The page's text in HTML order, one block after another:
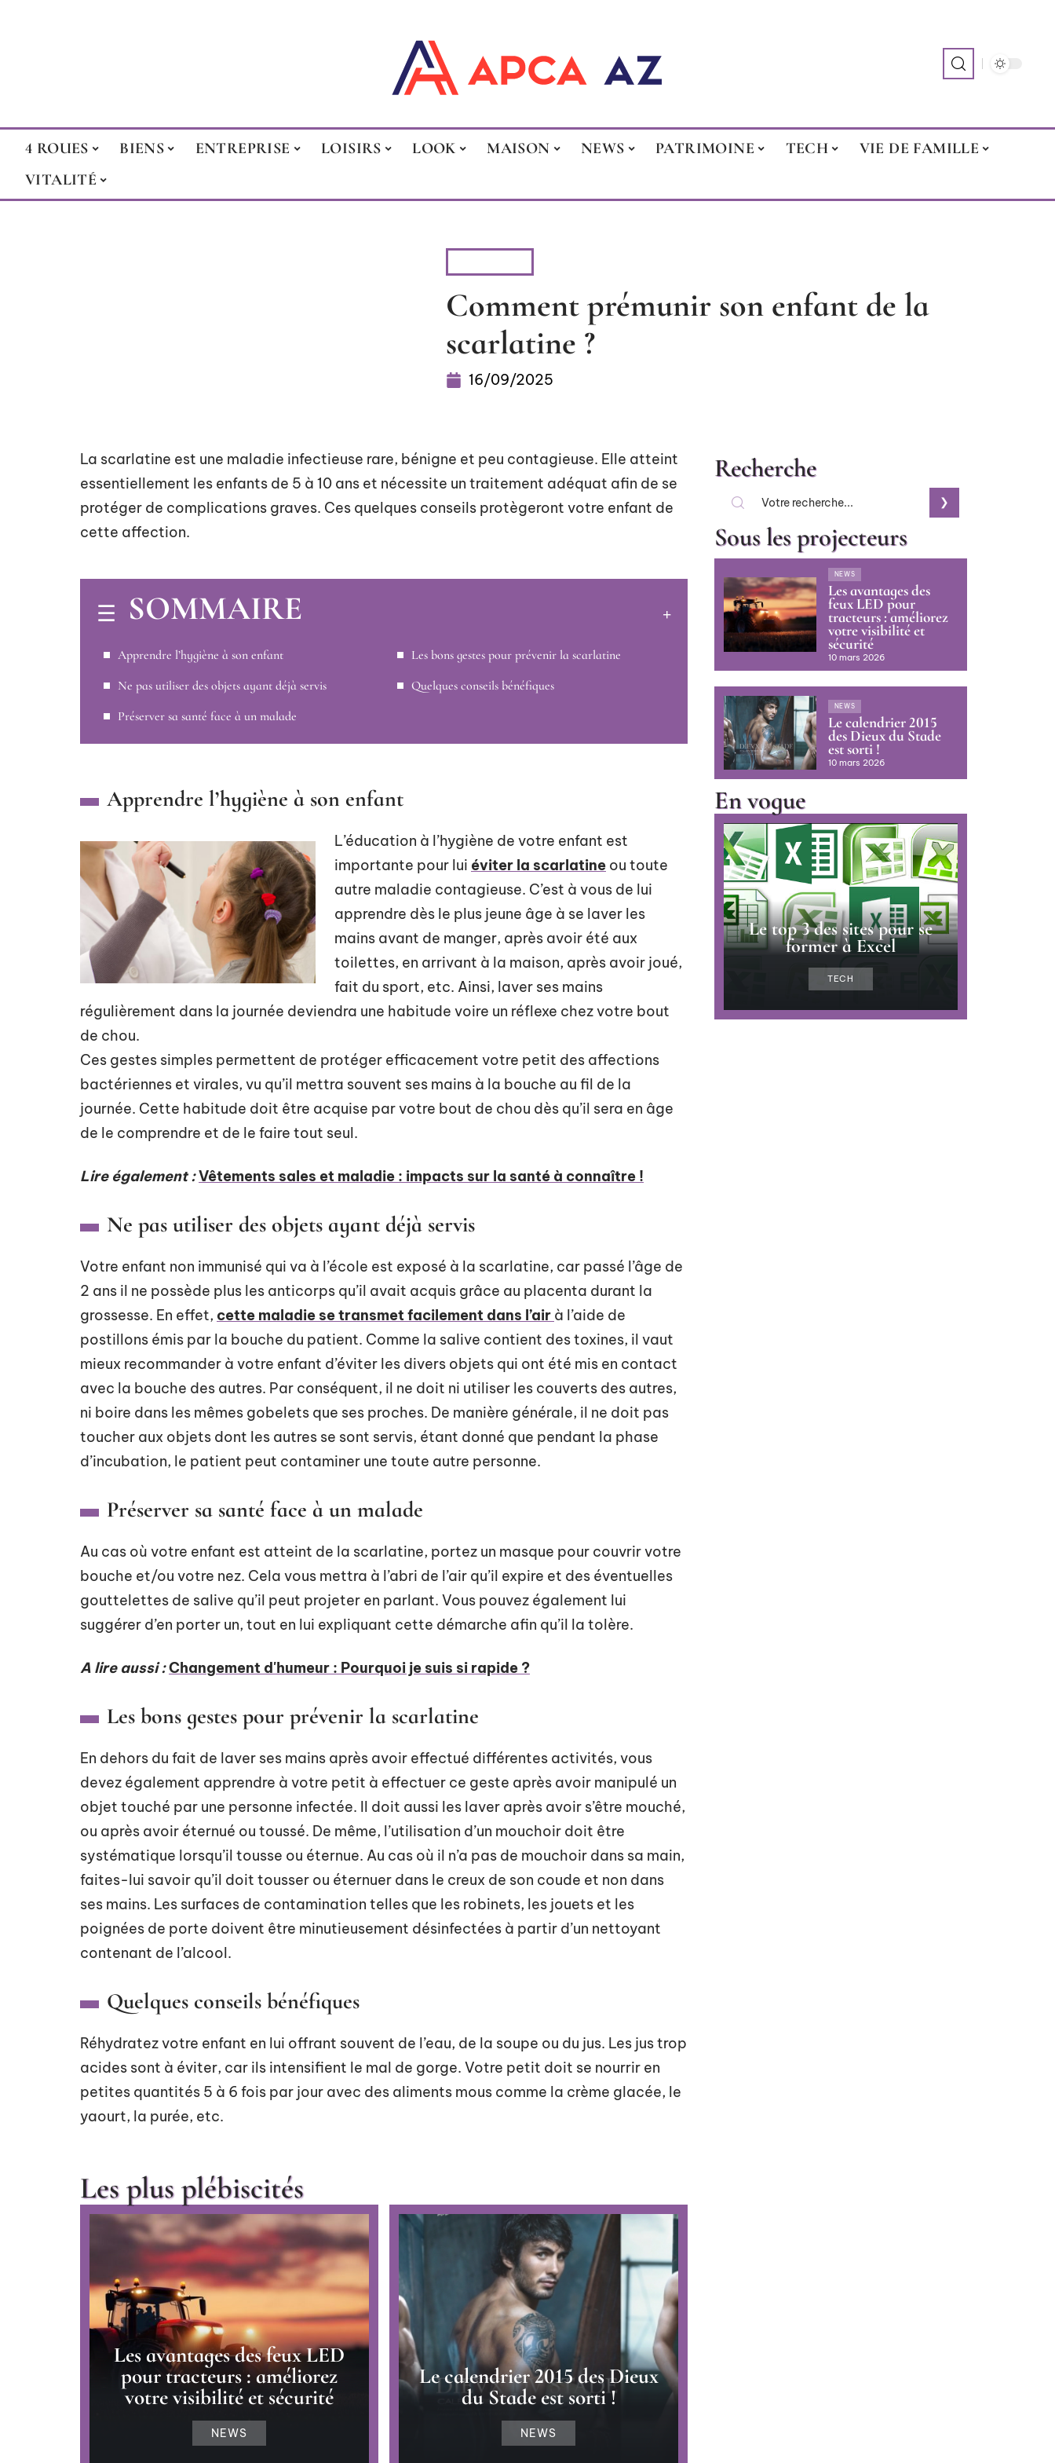
4 ROUES BIENS ENTREPRISE LOISIRS LOOK MAISON NEWS PATRIMOINE TECH
VIE DE FAMILLE
VITALITÉ
Comment prémunir son enfant de la
scarlatine ?
16/09/2025
La scarlatine est une maladie infectieuse rare, bénigne et peu contagieuse. Elle atteint
essentiellement les enfants de 5 à 10 ans et nécessite un traitement adéquat afin de se
protéger de complications graves. Ces quelques conseils protègeront votre enfant de
cette affection.
SOMMAIRE
Apprendre l’hygiène à son enfant
Ne pas utiliser des objets ayant déjà servis
Préserver sa santé face à un malade
Les bons gestes pour prévenir la scarlatine
Quelques conseils bénéfiques
Apprendre l’hygiène à son enfant
L’éducation à l’hygiène de votre enfant est
importante pour lui éviter la scarlatine ou toute
autre maladie contagieuse. C’est à vous de lui
apprendre dès le plus jeune âge à se laver les
mains avant de manger, après avoir été aux
toilettes, en arrivant à la maison, après avoir joué,
fait du sport, etc. Ainsi, laver ses mains
régulièrement dans la journée deviendra une habitude voire un réflexe chez votre bout
de chou.
Ces gestes simples permettent de protéger efficacement votre petit des affections
bactériennes et virales, vu qu’il mettra souvent ses mains à la bouche au fil de la
journée. Cette habitude doit être acquise par votre bout de chou dès qu’il sera en âge
de le comprendre et de le faire tout seul.
Lire également :Vêtements sales et maladie : impacts sur la santé à connaître !
Ne pas utiliser des objets ayant déjà servis
Votre enfant non immunisé qui va à l’école est exposé à la scarlatine, car passé l’âge de
2 ans il ne possède plus les anticorps qu’il avait acquis grâce au placenta durant la
grossesse. En effet, cette maladie se transmet facilement dans l’air à l’aide de
postillons émis par la bouche du patient. Comme la salive contient des toxines, il vaut
mieux recommander à votre enfant d’éviter les divers objets qui ont été mis en contact
avec la bouche des autres. Par conséquent, il ne doit ni utiliser les couverts des autres,
ni boire dans les mêmes gobelets que ses proches. De manière générale, il ne doit pas
toucher aux objets dont les autres se sont servis, étant donné que pendant la phase
d’incubation, le patient peut contaminer une toute autre personne.
Préserver sa santé face à un malade
Au cas où votre enfant est atteint de la scarlatine, portez un masque pour couvrir votre
bouche et/ou votre nez. Cela vous mettra à l’abri de l’air qu’il expire et des éventuelles
gouttelettes de salive qu’il peut projeter en parlant. Vous pouvez également lui
suggérer d’en porter un, tout en lui expliquant cette démarche afin qu’il la tolère.
A lire aussi :Changement d'humeur : Pourquoi je suis si rapide ?
Les bons gestes pour prévenir la scarlatine
En dehors du fait de laver ses mains après avoir effectué différentes activités, vous
devez également apprendre à votre petit à effectuer ce geste après avoir manipulé un
objet touché par une personne infectée. Il doit aussi les laver après avoir s’être mouché,
ou après avoir éternué ou toussé. De même, l’utilisation d’un mouchoir doit être
systématique lorsqu’il tousse ou éternue. Au cas où il n’a pas de mouchoir dans sa main,
faites-lui savoir qu’il doit tousser ou éternuer dans le creux de son coude et non dans
ses mains. Les surfaces de contamination telles que les robinets, les jouets et les
poignées de porte doivent être minutieusement désinfectées à partir d’un nettoyant
contenant de l’alcool.
Quelques conseils bénéfiques
Réhydratez votre enfant en lui offrant souvent de l’eau, de la soupe ou du jus. Les jus trop
acides sont à éviter, car ils intensifient le mal de gorge. Votre petit doit se nourrir en
petites quantités 5 à 6 fois par jour avec des aliments mous comme la crème glacée, le
yaourt, la purée, etc.
Les plus plébiscités
Les avantages des feux LED
pour tracteurs : améliorez
votre visibilité et sécurité
NEWS
Le calendrier 2015 des Dieux
du Stade est sorti !
NEWS
Recherche
Sous les projecteurs
NEWS
Les avantages des
feux LED pour
tracteurs : améliorez
votre visibilité et
sécurité
10 mars 2026
NEWS
Le calendrier 2015
des Dieux du Stade
est sorti !
10 mars 2026
En vogue
Le top 3 des sites pour se
former à Excel
TECH